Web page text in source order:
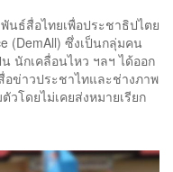
นธ์สื่อไทยเพื่อประชาธิปไตย
(DemAll) ซึ่งเป็นกลุ่มคน
นักเคลื่อนไหว ฯลฯ ได้ออก
อข่าวประชาไทและช่างภาพ
วโดยไม่เคยส่งหมายเรียก